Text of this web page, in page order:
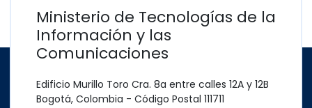
Ministerio de Tecnologías de la
Información y las
Comunicaciones
Edificio Murillo Toro Cra. 8a entre calles 12A y 12B
Bogotá, Colombia - Código Postal 111711